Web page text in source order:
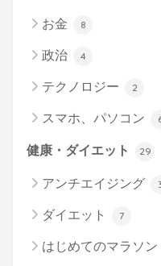
お金 8
政治 4
テクノロジー 2
スマホ、パソコン
健康・ダイエット 29
アンチエイジング
ダイエット 7
はじめてのマラソン